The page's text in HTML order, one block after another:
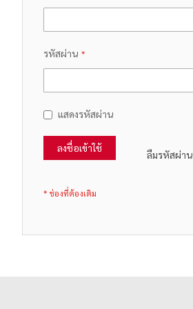
รหัสผ่าน
แสดงรหัสผ่าน
ลงชื่อเข้าใช้
ลืมรหัสผ่าน